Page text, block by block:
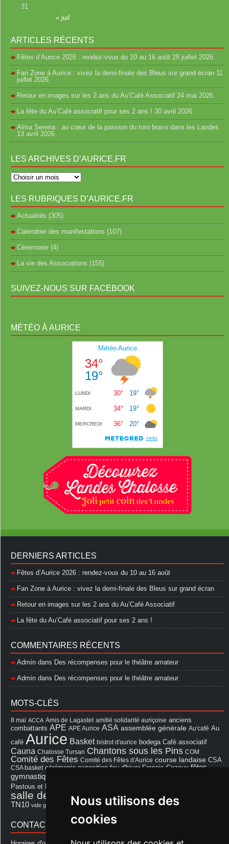
Nous utilisons des
cookies
« juil
31
ARTICLES RÉCENTS
Fêtes d’Aurice 2026 : rendez-vous du 10 au 16 août 28 juillet 2026
Fan Zone à Aurice : vivez la demi-finale des Bleus sur grand écran 11
juillet 2026
Retour en images sur les 2 ans du Au’Café Associatif 24 mai 2026
La fête du Au’Café associatif pour ses 2 ans ! 30 avril 2026
Alma Serena : au cœur de la passion du toro bravo dans les Landes
13 avril 2026
LES ARCHIVES D’AURICE.FR
LES RUBRIQUES D’AURICE.FR
Actualités (305)
Calendrier des manifestations (107)
Cérémonie (4)
La vie des Associations (155)
SUIVEZ-NOUS SUR FACEBOOK
MÉTÉO À AURICE
DERNIERS ARTICLES
Fêtes d’Aurice 2026 : rendez-vous du 10 au 16 août
Fan Zone à Aurice : vivez la demi-finale des Bleus sur grand écran
Retour en images sur les 2 ans du Au’Café Associatif
La fête du Au’Café associatif pour ses 2 ans !
COMMENTAIRES RÉCENTS
Admin dans Des récompenses pour le théâtre amateur
Admin dans Des récompenses pour le théâtre amateur
MOTS-CLÉS
8 mai ACCA Amis de Lagastet amitié solidarité auriçoise anciens
combattants APE APE Aurice ASA assemblée générale Au'café Au
café Aurice Basket bistrot d'aurice bodega Café associatif
Cauna Chalosse Tursan Chantons sous les Pins COM
Comité des Fêtes Comité des Fêtes d'Aurice course landaise CSA
CSA basket cérémonie exposition feu d'hiver Francis Cazaux fêtes
gymnastique volontaire
Pastous et Pastourettes
salle des fêtes salle des fêtes d'aurice Souprosse
TN10 vide grenier Voeux école
CONTACT MAIRIE